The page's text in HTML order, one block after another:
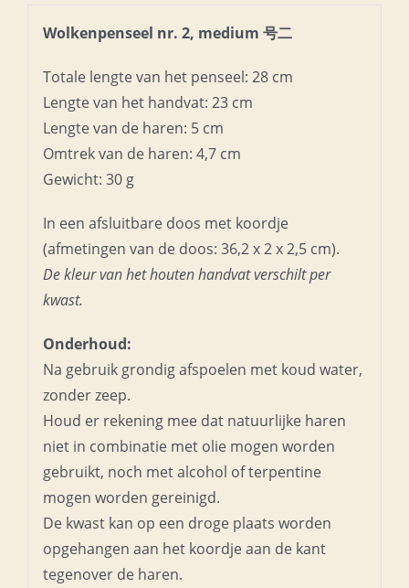
Wolkenpenseel nr. 2, medium 号二
Totale lengte van het penseel: 28 cm
Lengte van het handvat: 23 cm
Lengte van de haren: 5 cm
Omtrek van de haren: 4,7 cm
Gewicht: 30 g
In een afsluitbare doos met koordje
(afmetingen van de doos: 36,2 x 2 x 2,5 cm).
De kleur van het houten handvat verschilt per
kwast.
Onderhoud:
Na gebruik grondig afspoelen met koud water,
zonder zeep.
Houd er rekening mee dat natuurlijke haren
niet in combinatie met olie mogen worden
gebruikt, noch met alcohol of terpentine
mogen worden gereinigd.
De kwast kan op een droge plaats worden
opgehangen aan het koordje aan de kant
tegenover de haren.